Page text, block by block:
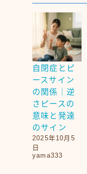
自閉症とピ
ースサイン
の関係｜逆
さピースの
意味と発達
のサイン
2025年10月5
日
yama333